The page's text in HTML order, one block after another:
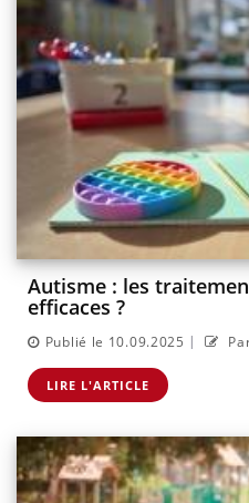
Autisme : les
efficaces ?
Publié le 10.09.2025 |
LIRE L'ARTICLE